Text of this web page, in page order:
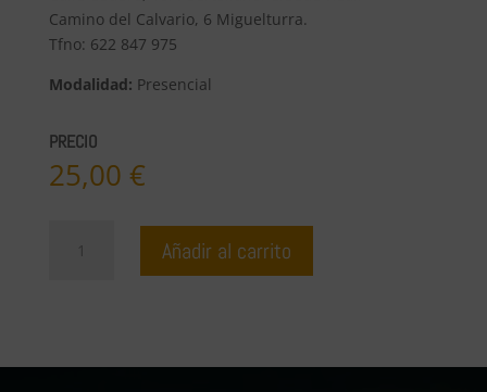
Camino del Calvario, 6 Miguelturra.
Tfno: 622 847 975
Modalidad: Presencial
PRECIO
25,00 €
Oleico
Añadir al carrito